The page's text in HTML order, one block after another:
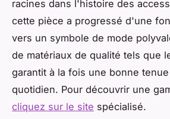
racines dans l'histoire des
cette pièce a progressé d'une
vers un symbole de mode
de matériaux de qualité tels que
garantit à la fois une bonne
quotidien. Pour découvrir une
cliquez sur le site spécialisé.